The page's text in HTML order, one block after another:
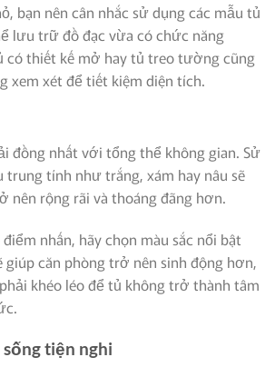
bạn nên cân nhắc sử dụng các mẫu tủ
lưu trữ đồ đạc vừa có chức năng
có thiết kế mở hay tủ treo tường cũng
xem xét để tiết kiệm diện tích.
đồng nhất với tổng thể không gian. Sử
trung tính như trắng, xám hay nâu sẽ
nên rộng rãi và thoáng đãng hơn.
nhấn, hãy chọn màu sắc nổi bật
giúp căn phòng trở nên sinh động hơn,
khéo léo để tủ không trở thành tâm
tiện nghi